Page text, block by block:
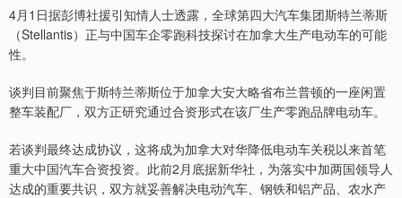
4月1日据彭博社援引知情人士透露，全球第四大汽车集团斯特兰蒂斯
（Stellantis）正与中国车企零跑科技探讨在加拿大生产电动车的可能
性。
谈判目前聚焦于斯特兰蒂斯位于加拿大安大略省布兰普顿的一座闲置
整车装配厂，双方正研究通过合资形式在该厂生产零跑品牌电动车。
若谈判最终达成协议，这将成为加拿大对华降低电动车关税以来首笔
重大中国汽车合资投资。此前2月底据新华社，为落实中加两国领导人
达成的重要共识，双方就妥善解决电动汽车、钢铁和铝产品、农水产